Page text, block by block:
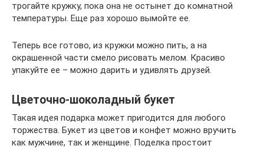
трогайте кружку, пока она не остынет до комнатной
температуры. Еще раз хорошо вымойте ее.
Теперь все готово, из кружки можно пить, а на
окрашенной части смело рисовать мелом. Красиво
упакуйте ее – можно дарить и удивлять друзей.
Цветочно-шоколадный букет
Такая идея подарка может пригодится для любого
торжества. Букет из цветов и конфет можно вручить
как мужчине, так и женщине. Поделка простоит